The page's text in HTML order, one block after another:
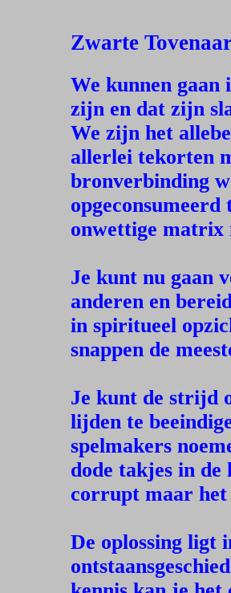
Zwarte
We kunnen
zijn en dat zijn
We zijn het
allerlei tekorten
bronverbinding
onwettige matrix
Je kunt nu gaan
anderen en
in spiritueel
snappen de
Je kunt de strijd
lijden te
spelmakers
dode takjes in
corrupt maar het
De oplossing ligt